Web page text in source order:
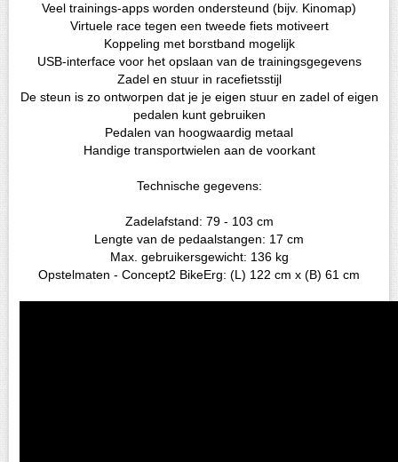
Veel trainings-apps worden ondersteund (bijv. Kinomap)
Virtuele race tegen een tweede fiets motiveert
Koppeling met borstband mogelijk
USB-interface voor het opslaan van de trainingsgegevens
Zadel en stuur in racefietsstijl
De steun is zo ontworpen dat je je eigen stuur en zadel of eigen
pedalen kunt gebruiken
Pedalen van hoogwaardig metaal
Handige transportwielen aan de voorkant
Technische gegevens:
Zadelafstand: 79 - 103 cm
Lengte van de pedaalstangen: 17 cm
Max. gebruikersgewicht: 136 kg
Opstelmaten - Concept2 BikeErg: (L) 122 cm x (B) 61 cm